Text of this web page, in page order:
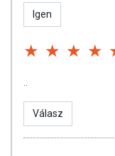
Igen
Válasz